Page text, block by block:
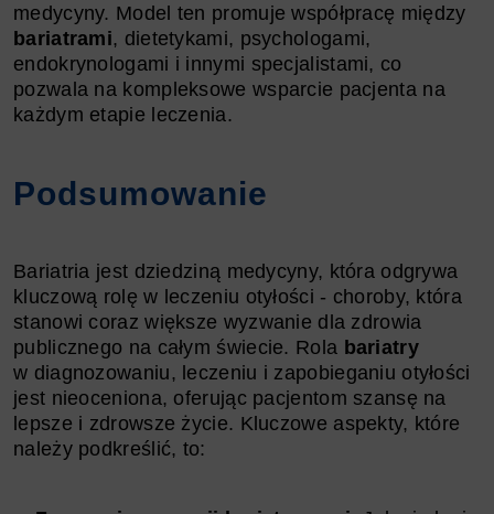
medycyny. Model ten promuje współpracę między
bariatrami, dietetykami, psychologami,
endokrynologami i innymi specjalistami, co
pozwala na kompleksowe wsparcie pacjenta na
każdym etapie leczenia.
Podsumowanie
Bariatria jest dziedziną medycyny, która odgrywa
kluczową rolę w leczeniu otyłości - choroby, która
stanowi coraz większe wyzwanie dla zdrowia
publicznego na całym świecie. Rola bariatry
w diagnozowaniu, leczeniu i zapobieganiu otyłości
jest nieoceniona, oferując pacjentom szansę na
lepsze i zdrowsze życie. Kluczowe aspekty, które
należy podkreślić, to: